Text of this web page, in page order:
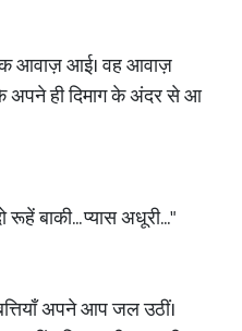
आवाज़ आई। वह आवाज़
अपने ही दिमाग के अंदर से आ
रूहें बाकी... प्यास अधूरी..."
अपने आप जल उठीं।